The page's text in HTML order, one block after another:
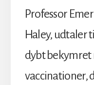
Professor
Haley, udtaler
dybt bekymret
vaccinationer,